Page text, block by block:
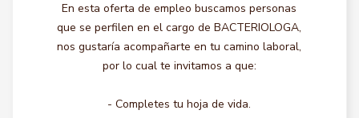
En esta oferta de empleo buscamos personas
que se perfilen en el cargo de BACTERIOLOGA,
nos gustaría acompañarte en tu camino laboral,
por lo cual te invitamos a que:
- Completes tu hoja de vida.